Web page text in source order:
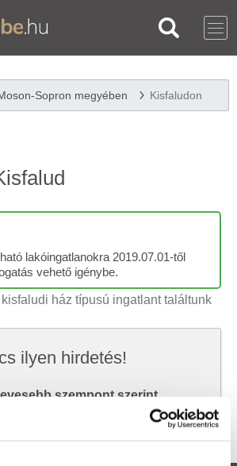
Sopron megyében Kisfaludon
lakóingatlanokra 2019.07.01-től
vehető igénybe.
kisfaludi ház típusú ingatlant találtunk
ilyen hirdetés!
szempont szerint
akkor megtalálod, amit keresel.